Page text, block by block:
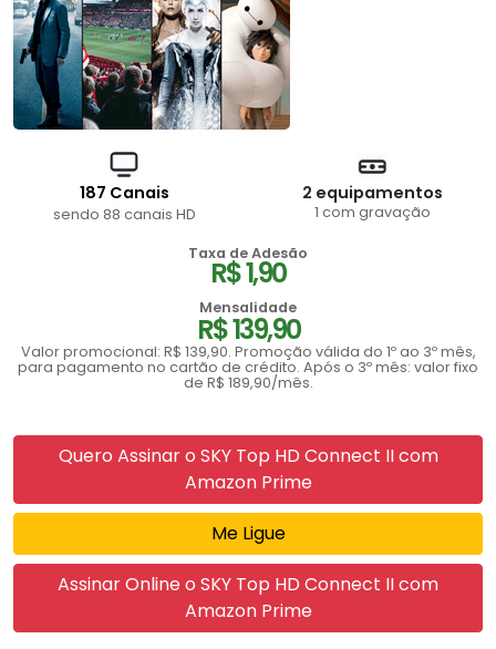
187 Canais
sendo 88 canais HD
2 equipamentos
1 com gravação
Taxa de Adesão
R$ 1,90
Mensalidade
R$ 139,90
Valor promocional: R$ 139,90. Promoção válida do 1º ao 3º mês,
para pagamento no cartão de crédito. Após o 3º mês: valor fixo
de R$ 189,90/mês.
Quero Assinar o SKY Top HD Connect II com
Amazon Prime
Me Ligue
Assinar Online o SKY Top HD Connect II com
Amazon Prime